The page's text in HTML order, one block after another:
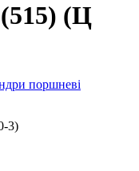
(515) (Ц
поршневі